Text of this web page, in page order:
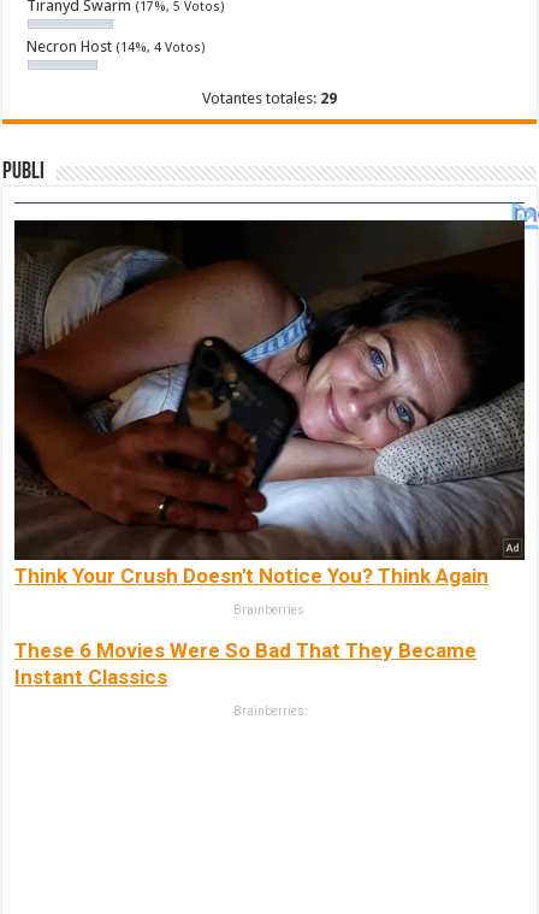
Tiranyd Swarm (17%, 5 Votos)
Necron Host (14%, 4 Votos)
Votantes totales: 29
Publi
Think Your Crush Doesn't Notice You? Think Again
Brainberries
These 6 Movies Were So Bad That They Became
Instant Classics
Brainberries